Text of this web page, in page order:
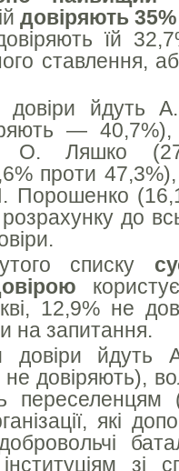
довіряють
їй
ставлення,
довіри йдуть
—
О. Ляшко
проти
Порошенко
розрахунку до
списку
12,9% не
на запитання.
довіри йдуть
довіряють),
які
зі